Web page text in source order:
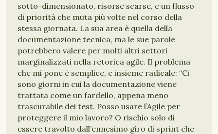
sotto-dimensionato, risorse scarse, e un flusso
di priorità che muta più volte nel corso della
stessa giornata. La sua area è quella della
documentazione tecnica, ma le sue parole
potrebbero valere per molti altri settori
marginalizzati nella retorica agile. Il problema
che mi pone è semplice, e insieme radicale: “Ci
sono giorni in cui la documentazione viene
trattata come un fardello, appena meno
trascurabile dei test. Posso usare l’Agile per
proteggere il mio lavoro? O rischio solo di
essere travolto dall’ennesimo giro di sprint che